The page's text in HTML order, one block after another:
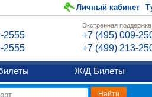
Личный кабинет
2555
2555
Экстренная поддержка
+7 (495) 009-
+7 (499) 213-
Ж/Д Билеты